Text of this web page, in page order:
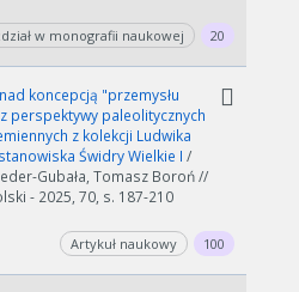
w monografii naukowej 20
koncepcją "przemysłu
perspektywy paleolitycznych
z kolekcji Ludwika
Świdry Wielkie I /
Gubała, Tomasz Boroń //
- 2025, 70, s. 187-210
Artykuł naukowy 100